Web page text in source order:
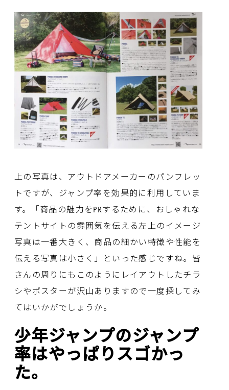
上の写真は、アウトドアメーカーのパンフレッ
トですが、ジャンプ率を効果的に利用していま
す。「商品の魅力をPRするために、おしゃれな
テントサイトの雰囲気を伝える左上のイメージ
写真は一番大きく、商品の細かい特徴や性能を
伝える写真は小さく」といった感じですね。皆
さんの周りにもこのようにレイアウトしたチラ
シやポスターが沢山ありますので一度探してみ
てはいかがでしょうか。
少年ジャンプのジャンプ
率はやっぱりスゴかっ
た。